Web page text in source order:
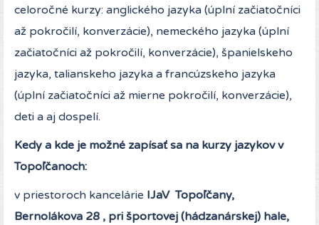
celoročné kurzy: anglického jazyka (úplní začiatočníci
až pokročilí, konverzácie), nemeckého jazyka (úplní
začiatočníci až pokročilí, konverzácie), španielskeho
jazyka, talianskeho jazyka a francúzskeho jazyka
(úplní začiatočníci až mierne pokročilí, konverzácie),
deti a aj dospelí.
Kedy a kde je možné zapísať sa na kurzy jazykov v
Topoľčanoch:
v priestoroch kancelárie IJaV Topoľčany,
Bernolákova 28 , pri športovej (hádzanárskej) hale,